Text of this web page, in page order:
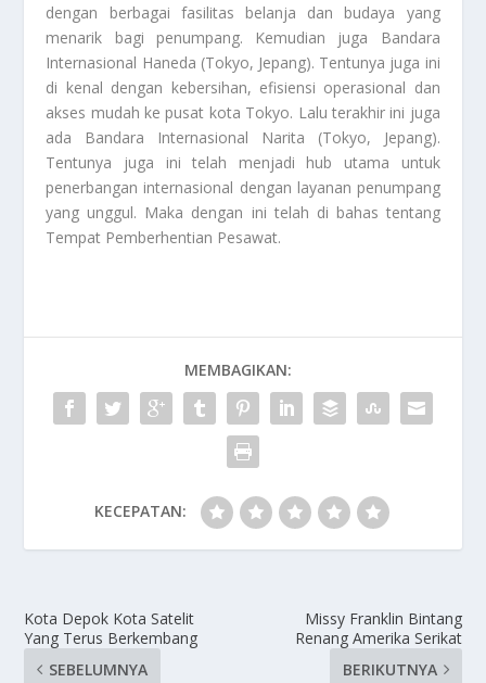
dengan berbagai fasilitas belanja dan budaya yang
menarik bagi penumpang. Kemudian juga Bandara
Internasional Haneda (Tokyo, Jepang). Tentunya juga ini
di kenal dengan kebersihan, efisiensi operasional dan
akses mudah ke pusat kota Tokyo. Lalu terakhir ini juga
ada Bandara Internasional Narita (Tokyo, Jepang).
Tentunya juga ini telah menjadi hub utama untuk
penerbangan internasional dengan layanan penumpang
yang unggul. Maka dengan ini telah di bahas tentang
Tempat Pemberhentian Pesawat.
MEMBAGIKAN:
KECEPATAN:
Kota Depok Kota Satelit
Yang Terus Berkembang
SEBELUMNYA
Missy Franklin Bintang
Renang Amerika Serikat
BERIKUTNYA